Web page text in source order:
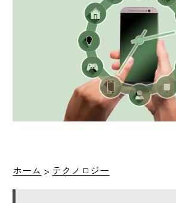
ホーム > テクノロジー